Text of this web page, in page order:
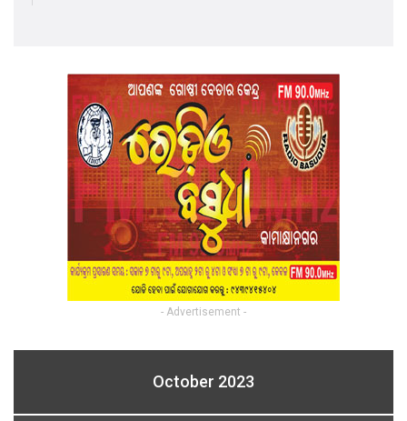
- Advertisement -
October 2023